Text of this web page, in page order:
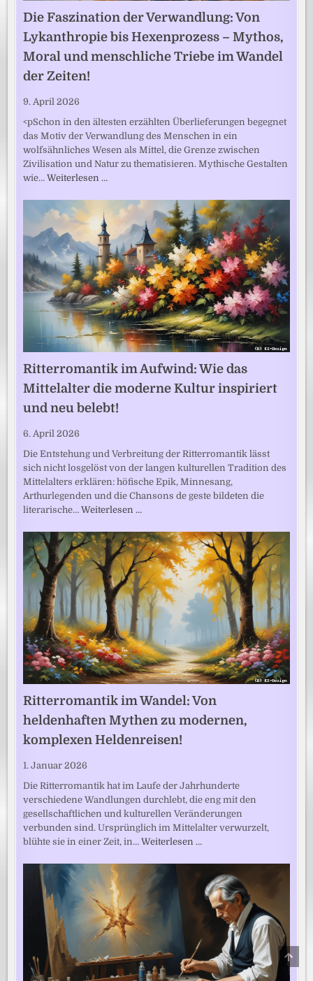
Die Faszination der Verwandlung: Von
Lykanthropie bis Hexenprozess – Mythos,
Moral und menschliche Triebe im Wandel
der Zeiten!
9. April 2026
<pSchon in den ältesten erzählten Überlieferungen begegnet
das Motiv der Verwandlung des Menschen in ein
wolfsähnliches Wesen als Mittel, die Grenze zwischen
Zivilisation und Natur zu thematisieren. Mythische Gestalten
wie…Weiterlesen …
Ritterromantik im Aufwind: Wie das
Mittelalter die moderne Kultur inspiriert
und neu belebt!
6. April 2026
Die Entstehung und Verbreitung der Ritterromantik lässt
sich nicht losgelöst von der langen kulturellen Tradition des
Mittelalters erklären: höfische Epik, Minnesang,
Arthurlegenden und die Chansons de geste bildeten die
literarische…Weiterlesen …
Ritterromantik im Wandel: Von
heldenhaften Mythen zu modernen,
komplexen Heldenreisen!
1. Januar 2026
Die Ritterromantik hat im Laufe der Jahrhunderte
verschiedene Wandlungen durchlebt, die eng mit den
gesellschaftlichen und kulturellen Veränderungen
verbunden sind. Ursprünglich im Mittelalter verwurzelt,
blühte sie in einer Zeit, in…Weiterlesen …
TO